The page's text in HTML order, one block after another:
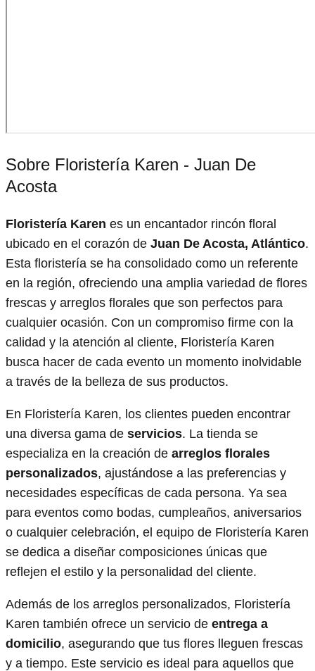
Sobre Floristería Karen - Juan De
Acosta
Floristería Karen es un encantador rincón floral
ubicado en el corazón de Juan De Acosta, Atlántico.
Esta floristería se ha consolidado como un referente
en la región, ofreciendo una amplia variedad de flores
frescas y arreglos florales que son perfectos para
cualquier ocasión. Con un compromiso firme con la
calidad y la atención al cliente, Floristería Karen
busca hacer de cada evento un momento inolvidable
a través de la belleza de sus productos.
En Floristería Karen, los clientes pueden encontrar
una diversa gama de servicios. La tienda se
especializa en la creación de arreglos florales
personalizados, ajustándose a las preferencias y
necesidades específicas de cada persona. Ya sea
para eventos como bodas, cumpleaños, aniversarios
o cualquier celebración, el equipo de Floristería Karen
se dedica a diseñar composiciones únicas que
reflejen el estilo y la personalidad del cliente.
Además de los arreglos personalizados, Floristería
Karen también ofrece un servicio de entrega a
domicilio, asegurando que tus flores lleguen frescas
y a tiempo. Este servicio es ideal para aquellos que